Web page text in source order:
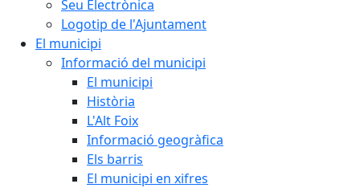
Seu Electrònica
Logotip de l'Ajuntament
El municipi
Informació del municipi
El municipi
Història
L'Alt Foix
Informació geogràfica
Els barris
El municipi en xifres